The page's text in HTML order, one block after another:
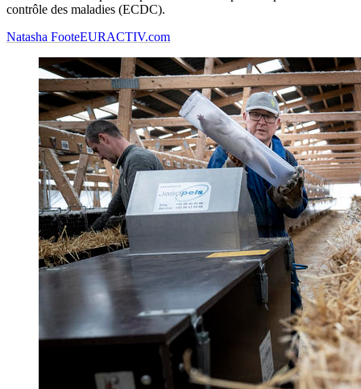
contrôle des maladies (ECDC).
Natasha FooteEURACTIV.com